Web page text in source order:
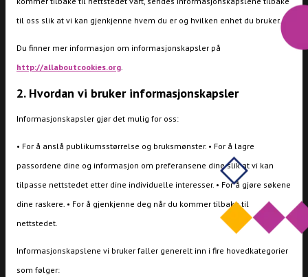
til oss slik at vi kan gjenkjenne hvem du er og hvilken enhet du bruker.
Du finner mer informasjon om informasjonskapsler på
http://allaboutcookies.org.
2. Hvordan vi bruker informasjonskapsler
Informasjonskapsler gjør det mulig for oss:
• For å anslå publikumsstørrelse og bruksmønster. • For å lagre
passordene dine og informasjon om preferansene dine slik at vi kan
tilpasse nettstedet etter dine individuelle interesser. • For å gjøre søkene
dine raskere. • For å gjenkjenne deg når du kommer tilbake til
nettstedet.
Informasjonskapslene vi bruker faller generelt inn i fire hovedkategorier
som følger: